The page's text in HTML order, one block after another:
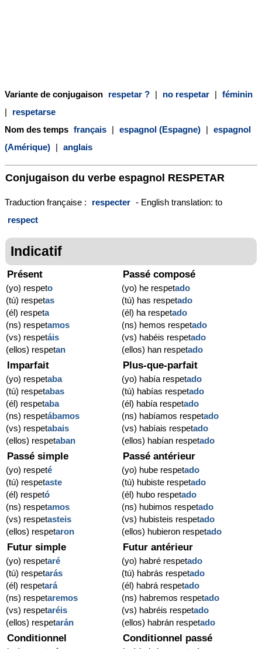
Variante de conjugaison respetar ? | no respetar | féminin
|
respetarse
Nom des temps français | espagnol (Espagne) | espagnol
(Amérique) | anglais
Conjugaison du verbe espagnol RESPETAR
Traduction française : respecter - English translation: to
respect
Indicatif
Présent
(yo) respeto
(tú) respetas
(él) respeta
(ns) respetamos
(vs) respetáis
(ellos) respetan
Passé composé
(yo) he respetado
(tú) has respetado
(él) ha respetado
(ns) hemos respetado
(vs) habéis respetado
(ellos) han respetado
Imparfait
(yo) respetaba
(tú) respetabas
(él) respetaba
(ns) respetábamos
(vs) respetabais
(ellos) respetaban
Plus-que-parfait
(yo) había respetado
(tú) habías respetado
(él) había respetado
(ns) habíamos respetado
(vs) habíais respetado
(ellos) habían respetado
Passé simple
(yo) respeté
(tú) respetaste
(él) respetó
(ns) respetamos
(vs) respetasteis
(ellos) respetaron
Passé antérieur
(yo) hube respetado
(tú) hubiste respetado
(él) hubo respetado
(ns) hubimos respetado
(vs) hubisteis respetado
(ellos) hubieron respetado
Futur simple
(yo) respetaré
(tú) respetarás
(él) respetará
(ns) respetaremos
(vs) respetaréis
(ellos) respetarán
Futur antérieur
(yo) habré respetado
(tú) habrás respetado
(él) habrá respetado
(ns) habremos respetado
(vs) habréis respetado
(ellos) habrán respetado
Conditionnel Conditionnel passé